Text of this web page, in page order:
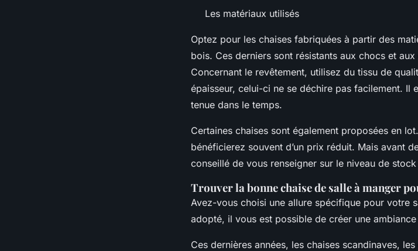
Les matériaux utilisés
Optez pour les chaises fabriquées à partir des
bois. Ces derniers sont résistants aux chocs et
Concernant le revêtement, utilisez du tissu de
épaisseur, celui-ci ne se déchire pas facilement. Il
tenue dans le temps.
Certaines chaises sont également proposées en
bénéficierez souvent d’un prix réduit. Mais avant
conseillé de vous renseigner sur le niveau de
Trouver la bonne chaise de salle à manger
Avez-vous choisi une allure spécifique pour votre
adopté, il vous est possible de créer une
Ces dernières années, les chaises scandinaves,